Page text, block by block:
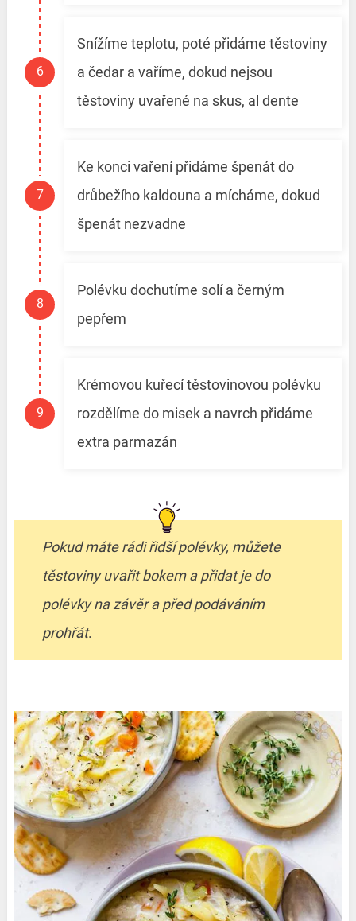
Snížíme teplotu, poté přidáme těstoviny
a čedar a vaříme, dokud nejsou
těstoviny uvařené na skus, al dente
Ke konci vaření přidáme špenát do
drůbežího kaldouna a mícháme, dokud
špenát nezvadne
Polévku dochutíme solí a černým
pepřem
Krémovou kuřecí těstovinovou polévku
rozdělíme do misek a navrch přidáme
extra parmazán
Pokud máte rádi řidší polévky, můžete
těstoviny uvařit bokem a přidat je do
polévky na závěr a před podáváním
prohřát.